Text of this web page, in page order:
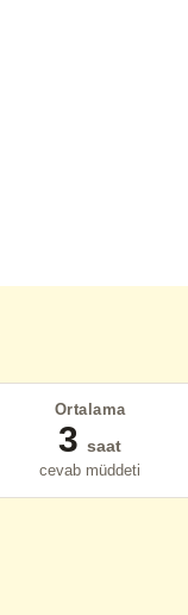
Ortalama
3 saat
cevab müddeti